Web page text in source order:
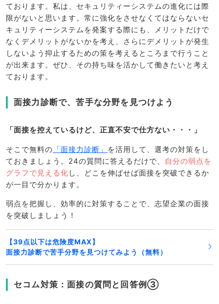
ております。私は、セキュリティーシステムの進化には際
限がないと思います。常に強化をさせなくてはならないセ
キュリティーシステムを発案する際にも、メリットだけで
なくデメリットがないかを考え、さらにデメリットが発生
しないよう抑止するための策を考えるところまで行うこと
が出来ます。ぜひ、その持ち味を活かして働きたいと考え
ております。
面接力診断で、苦手な分野を見つけよう
「面接を控えているけど、正直不安で仕方ない・・・」
そこで無料の 「面接力診断」
を活用して、選考の対策をし
ておきましょう。24の質問に答えるだけで、
自分の弱点を
グラフで見える化 し、どこを伸ばせば面接を突破できるか
が一目で分かります。
弱点を把握し、効率的に対策することで、志望企業の面接
を突破しましょう！
【39点以下は危険度MAX】
面接力診断で苦手分野を見つけてみよう（無料）
セコム対策：面接の質問と回答例③